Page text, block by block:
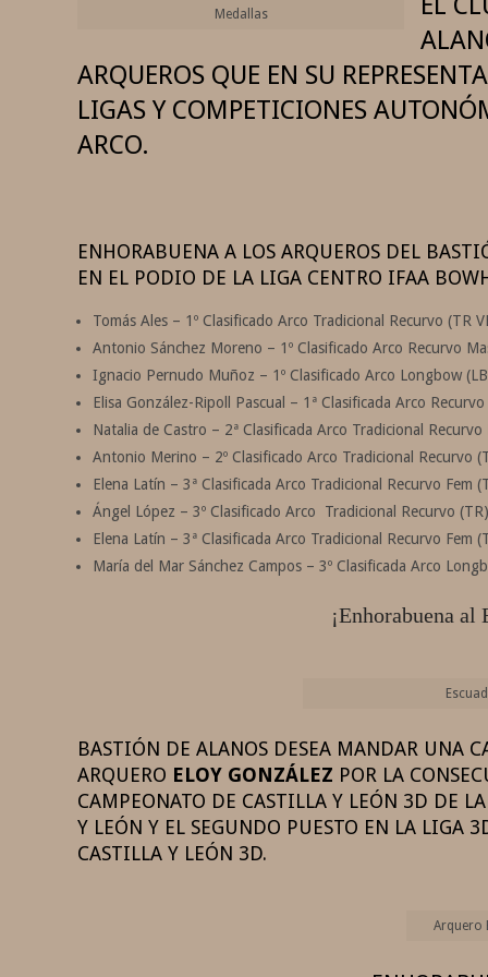
Medallas
ARQUEROS QUE EN SU
LIGAS Y COMPETICIONES
ARCO.
ENHORABUENA A LOS ARQUEROS DEL
EN EL PODIO DE LA LIGA CENTRO IFAA
Tomás Ales – 1º Clasificado Arco Tradicional Recurvo (TR
Antonio Sánchez Moreno – 1º Clasificado Arco Recurvo
Ignacio Pernudo Muñoz – 1º Clasificado Arco Longbow
Elisa González-Ripoll Pascual – 1ª Clasificada Arco Recurvo
Natalia de Castro – 2ª Clasificada Arco Tradicional Recurvo
Antonio Merino – 2º Clasificado Arco Tradicional Recurvo
Elena Latín – 3ª Clasificada Arco Tradicional Recurvo Fem
Ángel López – 3º Clasificado Arco Tradicional Recurvo (TR)
Elena Latín – 3ª Clasificada Arco Tradicional Recurvo Fem
María del Mar Sánchez Campos – 3º Clasificada Arco
¡Enhorabuena al
BASTIÓN DE ALANOS DESEA MANDAR UNA
ARQUERO ELOY GONZÁLEZ POR LA
CAMPEONATO DE CASTILLA Y LEÓN 3D DE
Y LEÓN Y EL SEGUNDO PUESTO EN LA LIGA
CASTILLA Y LEÓN 3D.
Arquero